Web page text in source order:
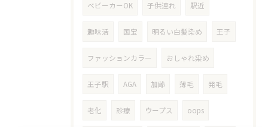
ベビーカーOK 子供連れ 駅近
趣味活 国宝 明るい白髪染め 王子
ファッションカラー おしゃれ染め
王子駅 AGA 加齢 薄毛 発毛
老化 診療 ウープス oops